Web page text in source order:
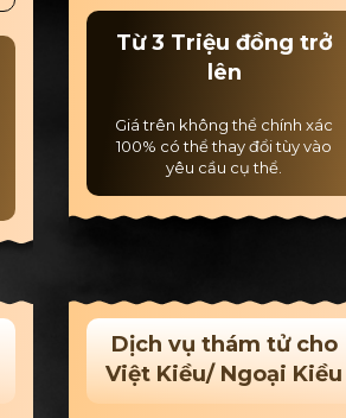
Từ 3 Triệu đồng trở
lên
Giá trên không thể chính xác
100% có thể thay đổi tùy vào
yêu cầu cụ thể.
Dịch vụ thám tử cho
Việt Kiều/ Ngoại Kiều